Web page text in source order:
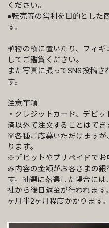
ください。
●転売等の営利を目的とした
す。
植物の横に置いたり、フィギ
してご鑑賞ください。
また写真に撮ってSNS投稿
す。
注意事項
・クレジットカード、デビ
済以外で注文することはでき
※各種ご応募いただけますが
ります。
※デビットやプリペイドでお
み内容の金額がお客さまの
す。抽選に落選した場合に
社から後日返金が行われます
ヶ月半2ヶ月程度かかります。